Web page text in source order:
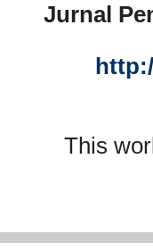
Jurnal
This